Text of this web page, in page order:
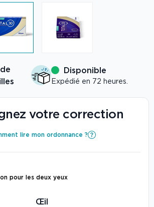
Disponible
Expédié en 72 heures.
votre correction
lire mon ordonnance ?
pour les deux yeux
Œil